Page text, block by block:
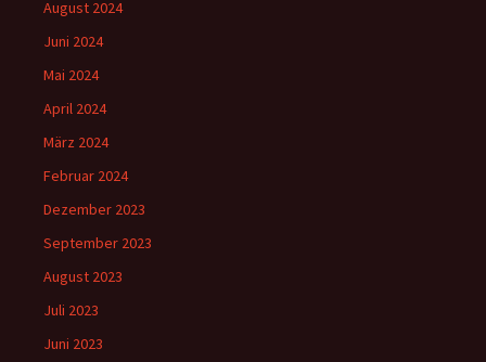
August 2024
Juni 2024
Mai 2024
April 2024
März 2024
Februar 2024
Dezember 2023
September 2023
August 2023
Juli 2023
Juni 2023